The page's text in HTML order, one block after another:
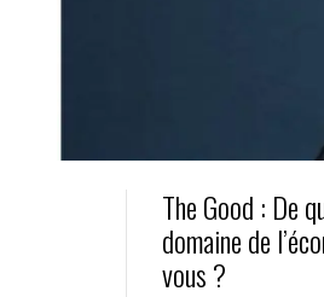
The Good : De
domaine de
vous ?